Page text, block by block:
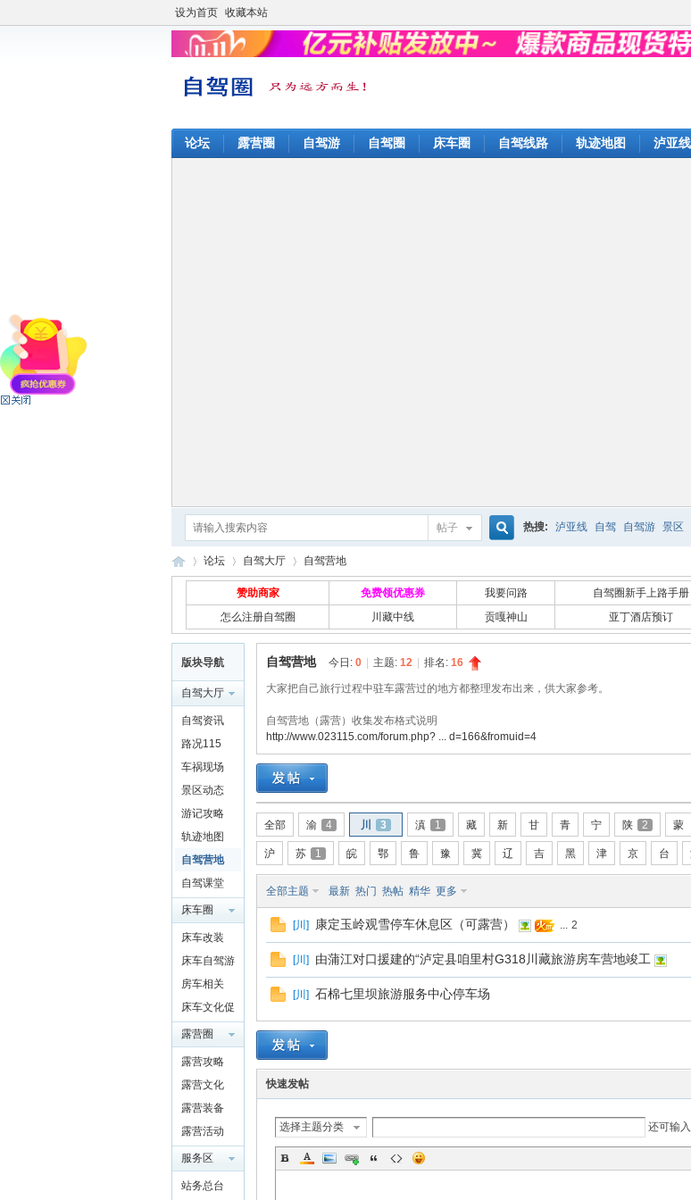
设为首页 收藏本站
论坛 露营圈 自驾游 自驾圈 床车圈 自驾线路 轨迹地图 泸亚线
帖子
索
热搜: 泸亚线 自驾 自驾游 景区
自
驾
»
论坛
›
自驾大厅
›
自驾营地
赞助商家 免费领优惠券 我要问路 自驾圈新手上路手册
怎么注册自驾圈
川藏中线 贡嘎神山 亚丁酒店预订
版块导航
自驾大厅
自驾资讯
路况115
车祸现场
景区动态
游记攻略
轨迹地图
自驾营地
自驾课堂
床车圈
QQ群
4697975
91
床车改装
床车自驾游
房车相关
床车文化促
进交流
露营圈
露营攻略
露营文化
露营装备
露营活动
服务区
站务总台
自驾营地 今日: 0 主题: 12 排名: 16
大家把自己旅行过程中驻车露营过的地方都整理发布出来，供大家参考。
自驾营地（露营）收集发布格式说明
http://www.023115.com/forum.php? ... d=166&fromuid=4
全部 渝 4 川 3 滇 1 藏 新 甘 青 宁 陕 2 蒙
沪 苏 1 皖 鄂 鲁 豫 冀 辽 吉 黑 津 京 台
全部主题 最新 热门 热帖 精华 更多
[川 ] 康定玉岭观雪停车休息区（可露营） ... 2
[川 ] 由蒲江对口援建的“泸定县咱里村G318川藏旅游房车营地竣工
[川 ] 石棉七里坝旅游服务中心停车场
快速发帖
选择主题分类 还可输入